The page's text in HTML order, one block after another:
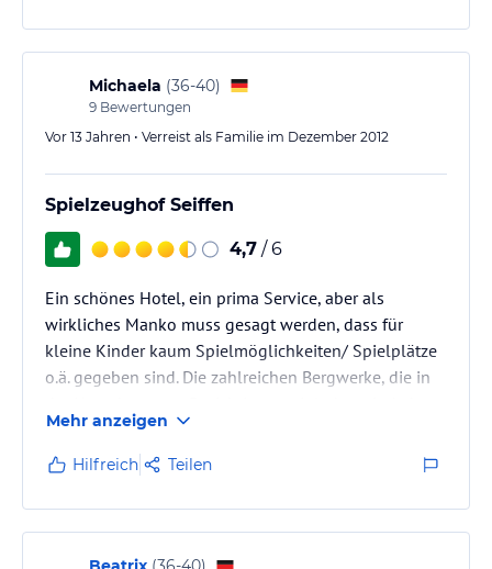
Michaela (36-40)
9 Bewertungen
Vor 13 Jahren • Verreist als Familie im Dezember 2012
Spielzeughof Seiffen
4,7 / 6
Ein schönes Hotel, ein prima Service, aber als
wirkliches Manko muss gesagt werden, dass für
kleine Kinder kaum Spielmöglichkeiten/ Spielplätze
o.ä. gegeben sind. Die zahlreichen Bergwerke, die in
definitiv für ältere Kinder, ab 10 J., geeignet.
Mehr anzeigen
Hilfreich Teilen